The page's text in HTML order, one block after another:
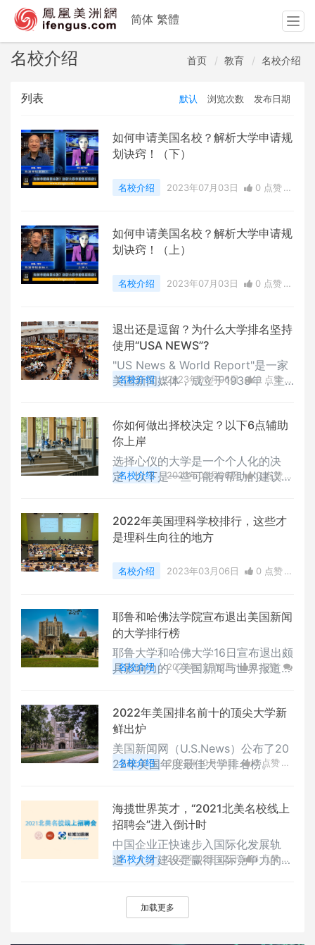
名校介绍 首页 教育 名校介绍
列表 默认 浏览次数 发布日期
如何申请美国名校？解析大学申请规
划诀窍！（下）
名校介绍 2023年07月03日
0 点赞
如何申请美国名校？解析大学申请规
划诀窍！（上）
名校介绍 2023年07月03日
0 点赞
退出还是逗留？为什么大学排名坚持
使用“USA NEWS”?
"US News & World Report"是一家
美国新闻媒体，成立于1933年，主
名校介绍 2023年03月06日
0 点赞
你如何做出择校决定？以下6点辅助
你上岸
选择心仪的大学是一个个人化的决
定，以下是一些可能有帮助的建议：
名校介绍 2023年03月06日
0 点赞
2022年美国理科学校排行，这些才
是理科生向往的地方
名校介绍 2023年03月06日
0 点赞
耶鲁和哈佛法学院宣布退出美国新闻
的大学排行榜
耶鲁大学和哈佛大学16日宣布退出颇
具影响力的《美国新闻与世界报道》
名校介绍 2022年11月17日
0 点赞
2022年美国排名前十的顶尖大学新
鲜出炉
美国新闻网（U.S.News）公布了20
22年美国年度最佳大学排名榜。
名校介绍 2022年10月13日
0 点赞
海揽世界英才，“2021北美名校线上
招聘会”进入倒计时
中国企业正快速步入国际化发展轨
道，人才建设是赢得国际竞争力的关
由美国南加州大学（USC）、HG PL
US和硅滩加速器三方共同发起并主
名校介绍 2021年03月22日
1 点赞
加载更多
简体 繁體
T
o
g
g
e
a
v
a
i
o